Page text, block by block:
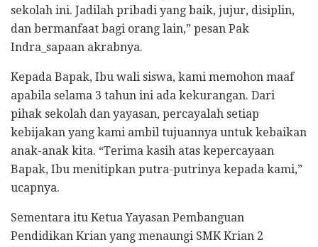
sekolah ini. Jadilah pribadi yang baik, jujur, disiplin,
dan bermanfaat bagi orang lain,” pesan Pak
Indra_sapaan akrabnya.
Kepada Bapak, Ibu wali siswa, kami memohon maaf
apabila selama 3 tahun ini ada kekurangan. Dari
pihak sekolah dan yayasan, percayalah setiap
kebijakan yang kami ambil tujuannya untuk kebaikan
anak-anak kita. “Terima kasih atas kepercayaan
Bapak, Ibu menitipkan putra-putrinya kepada kami,”
ucapnya.
Sementara itu Ketua Yayasan Pembanguan
Pendidikan Krian yang menaungi SMK Krian 2